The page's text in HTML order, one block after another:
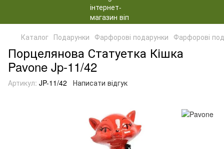
Каталог Подарунки Фарфорові подарунки Фарфорові
Порцелянова Статуетка Кішка
Pavone Jp-11/42
Артикул: JP-11/42 Написати відгук